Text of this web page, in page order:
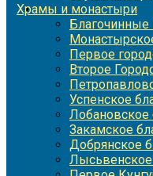
Храмы и монастыри
Первое
Второе
Успенское
Лобановское
Закамское
Добрянское
Лысьвенское